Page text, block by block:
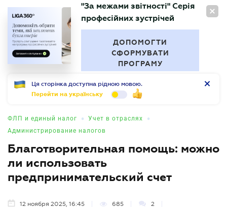
RU
БУХГАЛТЕР
"За межами звітності" Серія
професійних зустрічей
ДОПОМОГТИ
СФОРМУВАТИ
ПРОГРАМУ
Ця сторінка доступна рідною мовою.
Перейти на українську
ФЛП и единый налог • Учет в отраслях •
Администрирование налогов
Благотворительная помощь: можно
ли использовать
предпринимательский счет
12 ноября 2025, 16:45 685 2